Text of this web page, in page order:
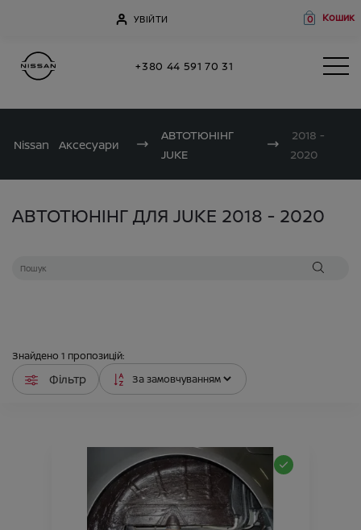
УВІЙТИ 0 Кошик
+380 44 591 70 31
Nissan Аксесуари
АВТОТЮНІНГ
JUKE
2018 -
2020
АВТОТЮНІНГ ДЛЯ JUKE 2018 - 2020
Знайдено 1 пропозицій:
Фільтр